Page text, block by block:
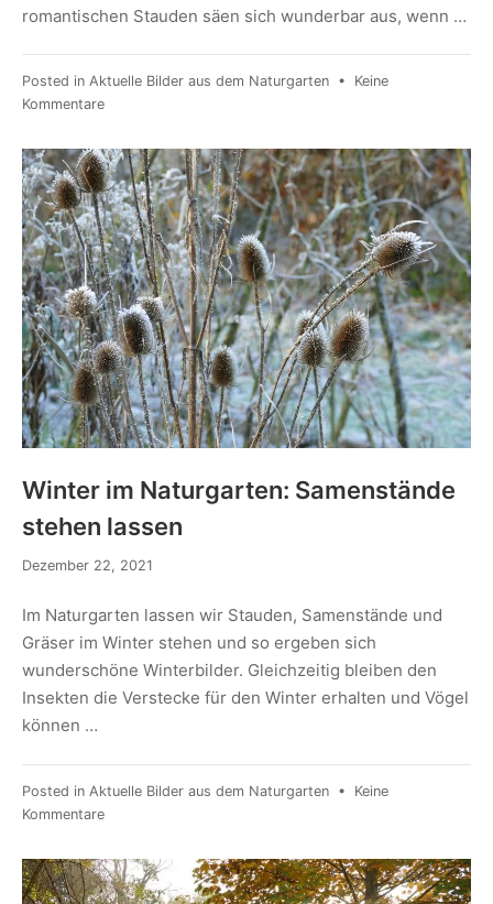
romantischen Stauden säen sich wunderbar aus, wenn …
Posted in Aktuelle Bilder aus dem Naturgarten • Keine
Kommentare
Winter im Naturgarten: Samenstände
stehen lassen
Dezember 22, 2021
Im Naturgarten lassen wir Stauden, Samenstände und
Gräser im Winter stehen und so ergeben sich
wunderschöne Winterbilder. Gleichzeitig bleiben den
Insekten die Verstecke für den Winter erhalten und Vögel
können …
Posted in Aktuelle Bilder aus dem Naturgarten • Keine
Kommentare